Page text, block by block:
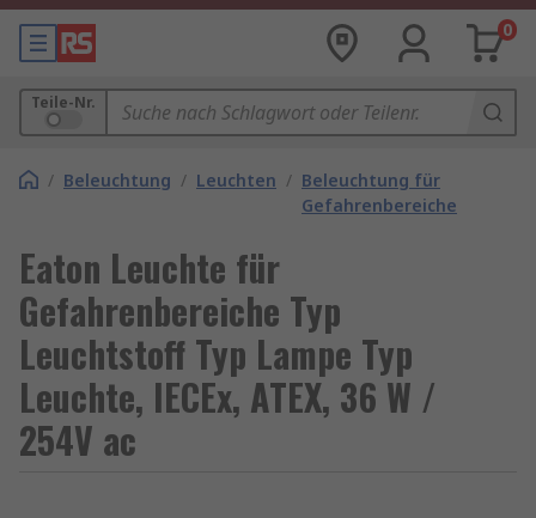
0
Teile-Nr.
/ Beleuchtung / Leuchten / Beleuchtung für
Gefahrenbereiche
Eaton Leuchte für
Gefahrenbereiche Typ
Leuchtstoff Typ Lampe Typ
Leuchte, IECEx, ATEX, 36 W /
254V ac